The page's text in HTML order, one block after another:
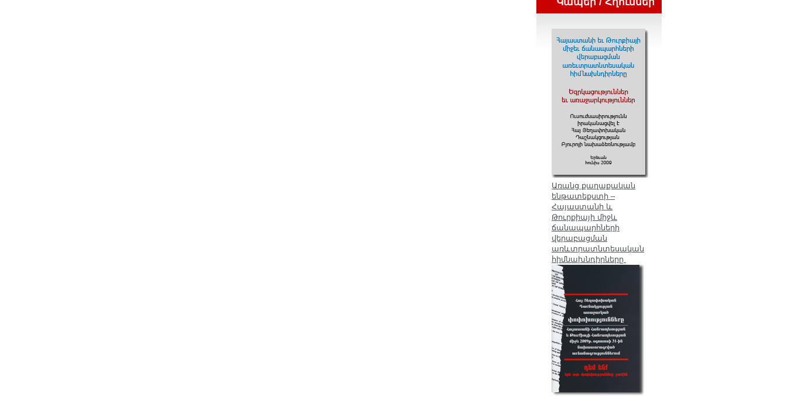
Առանց քաղաքական
ենթատեքստի –
Հայաստանի և
Թուրքիայի միջև
ճանապարհների
վերաբացման
առևտրատնտեսական
հիմնախնդիրները